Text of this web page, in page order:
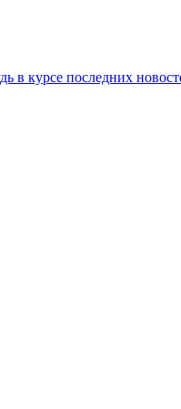
в курсе последних